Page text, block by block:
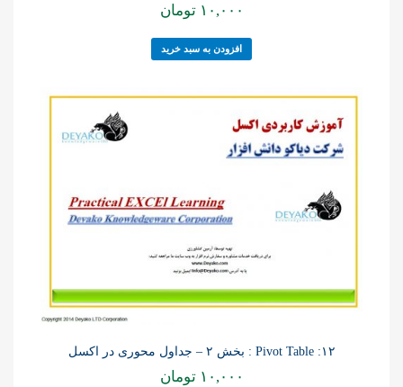
۱۰,۰۰۰ تومان
افزودن به سبد خرید
۱۲: Pivot Table : بخش ۲ – جداول محوری در اکسل
۱۰,۰۰۰ تومان